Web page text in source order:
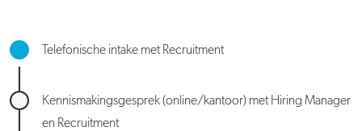
Telefonische intake met Recruitment
Kennismakingsgesprek (online/kantoor) met Hiring Manager
en Recruitment